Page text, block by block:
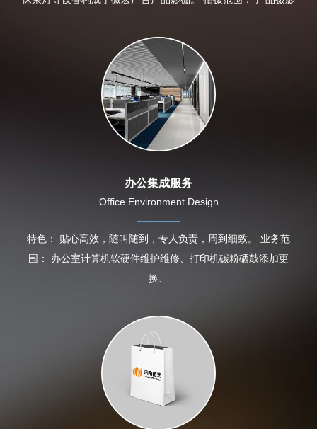
办公集成服务
Office Environment Design
特色： 贴心高效，随叫随到，专人负责，周到细致。 业务范
围： 办公室计算机软硬件维护维修、打印机碳粉硒鼓添加更
换、